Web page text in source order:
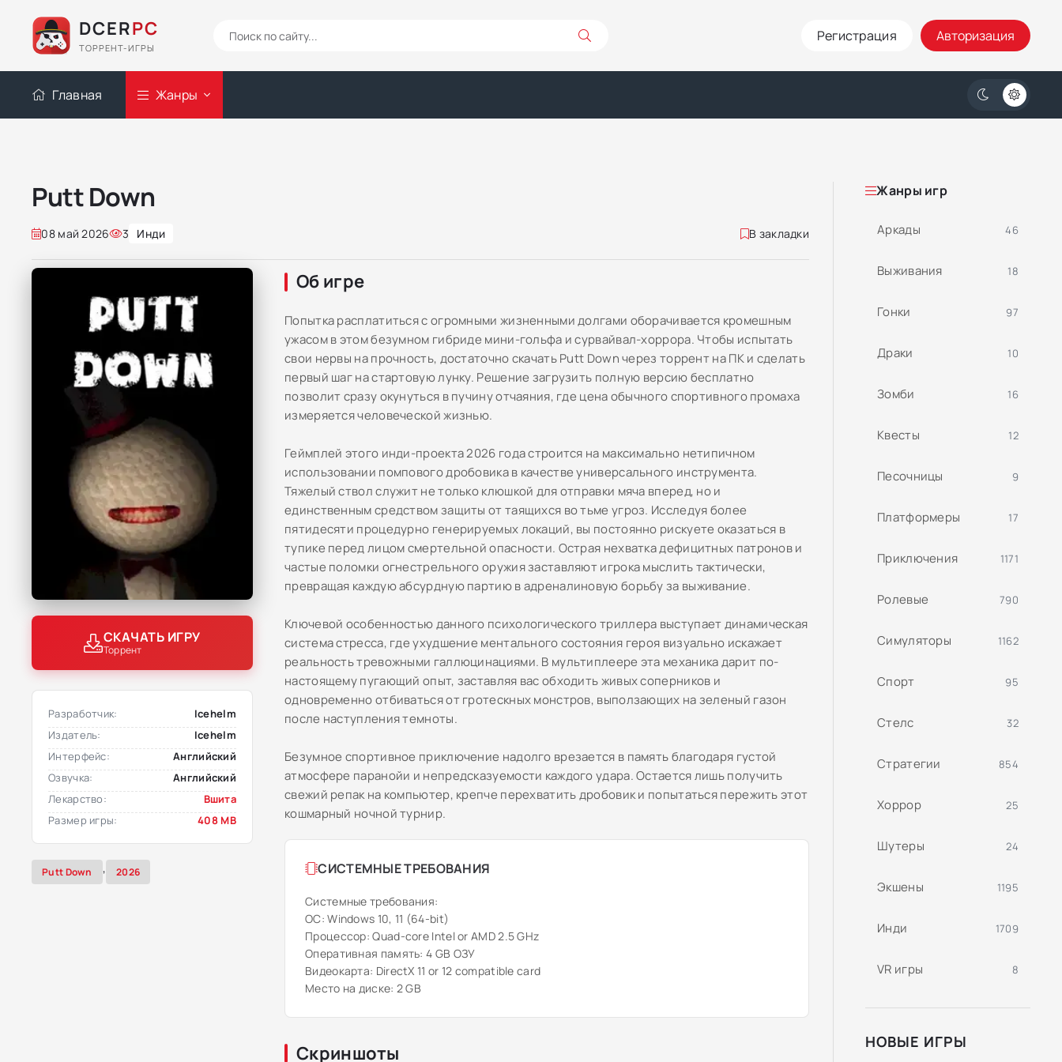
DCERPC
ТОРРЕНТ-ИГРЫ
Регистрация Авторизация
Главная Жанры
Putt Down
08 май 2026 3 Инди В закладки
СКАЧАТЬ ИГРУ
Торрент
Разработчик:
Icehelm
Издатель:
Icehelm
Интерфейс:
Английский
Озвучка:
Английский
Лекарство:
Вшита
Размер игры:
408 MB
Putt Down , 2026
Об игре
Попытка расплатиться с огромными жизненными долгами оборачивается кромешным
ужасом в этом безумном гибриде мини-гольфа и сурвайвал-хоррора. Чтобы испытать
свои нервы на прочность, достаточно скачать Putt Down через торрент на ПК и сделать
первый шаг на стартовую лунку. Решение загрузить полную версию бесплатно
позволит сразу окунуться в пучину отчаяния, где цена обычного спортивного промаха
измеряется человеческой жизнью.
Геймплей этого инди-проекта 2026 года строится на максимально нетипичном
использовании помпового дробовика в качестве универсального инструмента.
Тяжелый ствол служит не только клюшкой для отправки мяча вперед, но и
единственным средством защиты от таящихся во тьме угроз. Исследуя более
пятидесяти процедурно генерируемых локаций, вы постоянно рискуете оказаться в
тупике перед лицом смертельной опасности. Острая нехватка дефицитных патронов и
частые поломки огнестрельного оружия заставляют игрока мыслить тактически,
превращая каждую абсурдную партию в адреналиновую борьбу за выживание.
Ключевой особенностью данного психологического триллера выступает динамическая
система стресса, где ухудшение ментального состояния героя визуально искажает
реальность тревожными галлюцинациями. В мультиплеере эта механика дарит по-
настоящему пугающий опыт, заставляя вас обходить живых соперников и
одновременно отбиваться от гротескных монстров, выползающих на зеленый газон
после наступления темноты.
Безумное спортивное приключение надолго врезается в память благодаря густой
атмосфере паранойи и непредсказуемости каждого удара. Остается лишь получить
свежий репак на компьютер, крепче перехватить дробовик и попытаться пережить этот
кошмарный ночной турнир.
СИСТЕМНЫЕ ТРЕБОВАНИЯ
Системные требования:
ОС: Windows 10, 11 (64-bit)
Процессор: Quad-core Intel or AMD 2.5 GHz
Оперативная память: 4 GB ОЗУ
Видеокарта: DirectX 11 or 12 compatible card
Место на диске: 2 GB
Скриншоты
Жанры игр
Аркады 46
Выживания 18
Гонки 97
Драки 10
Зомби 16
Квесты 12
Песочницы 9
Платформеры 17
Приключения 1171
Ролевые 790
Симуляторы 1162
Спорт 95
Стелс 32
Стратегии 854
Хоррор 25
Шутеры 24
Экшены 1195
Инди 1709
VR игры 8
НОВЫЕ ИГРЫ